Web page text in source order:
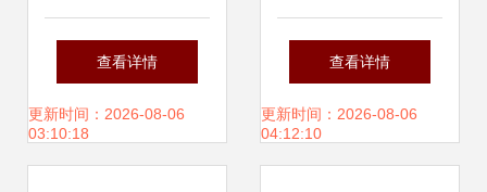
格与图片 在中国供
应商寻找优质背罐
查看详情
更新时间：2026-08-06
03:10:18
至30吨二手加油车
及武汉专用车定制
查看详情
更新时间：2026-08-06
04:12:10